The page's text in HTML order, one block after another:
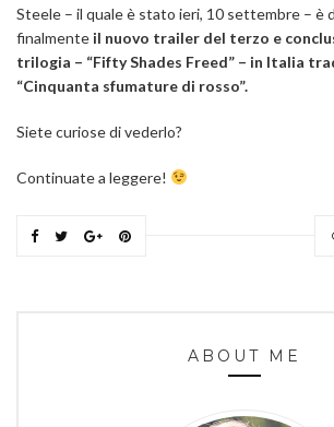
Steele – il quale è stato ieri, 10 settembre – è
finalmente il nuovo trailer del terzo e
trilogia – “Fifty Shades Freed” – in Italia
“Cinquanta sfumature di rosso”.
Siete curiose di vederlo?
Continuate a leggere!
ABOUT ME